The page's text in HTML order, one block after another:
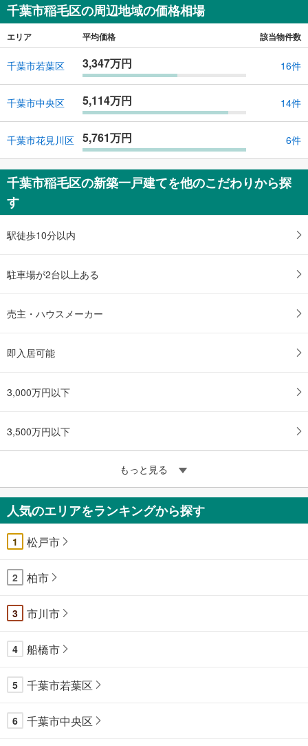
千葉市稲毛区の周辺地域の価格相場
エリア 平均価格 該当物件数
千葉市若葉区 3,347万円 16件
千葉市中央区 5,114万円 14件
千葉市花見川区 5,761万円 6件
千葉市稲毛区の新築一戸建てを他のこだわりから探
す
駅徒歩10分以内
駐車場が2台以上ある
売主・ハウスメーカー
即入居可能
3,000万円以下
3,500万円以下
もっと見る
人気のエリアをランキングから探す
1 松戸市
2 柏市
3 市川市
4 船橋市
5 千葉市若葉区
6 千葉市中央区